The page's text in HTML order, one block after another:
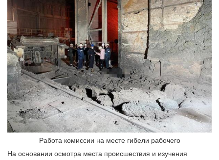
Работа комиссии на месте гибели рабочего
На основании осмотра места происшествия и изучения